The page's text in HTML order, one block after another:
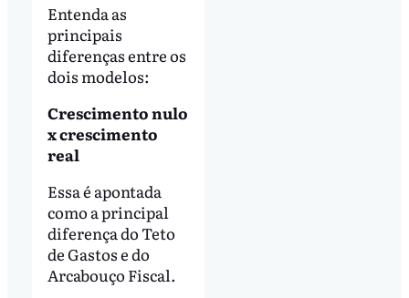
Entenda as
principais
diferenças entre os
dois modelos:
Crescimento nulo
x crescimento
real
Essa é apontada
como a principal
diferença do Teto
de Gastos e do
Arcabouço Fiscal.